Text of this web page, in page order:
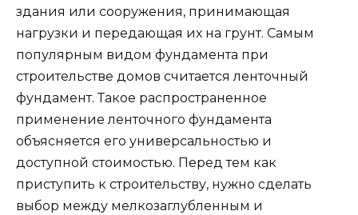
здания или сооружения, принимающая
нагрузки и передающая их на грунт. Самым
популярным видом фундамента при
строительстве домов считается ленточный
фундамент. Такое распространенное
применение ленточного фундамента
объясняется его универсальностью и
доступной стоимостью. Перед тем как
приступить к строительству, нужно сделать
выбор между мелкозаглубленным и